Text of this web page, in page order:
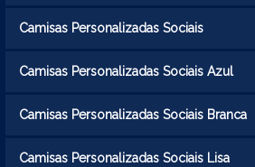
Camisas Personalizadas Sociais
Camisas Personalizadas Sociais Azul
Camisas Personalizadas Sociais Branca
Camisas Personalizadas Sociais Lisa